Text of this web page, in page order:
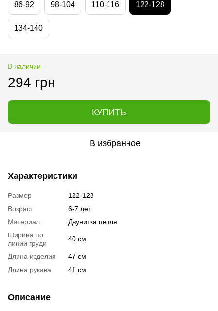
86-92 98-104 110-116 122-128
134-140
В наличии
294 грн
КУПИТЬ
В избранное
Характеристики
Размер
122-128
Возраст
6-7 лет
Материал
Двунитка петля
Ширина по
линии груди
40 см
Длина изделия
47 см
Длина рукава
41 см
Описание